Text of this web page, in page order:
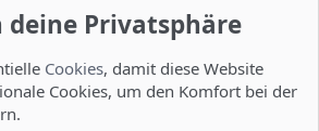
deine Privatsphäre
Cookies, damit diese Website
Cookies, um den Komfort bei der